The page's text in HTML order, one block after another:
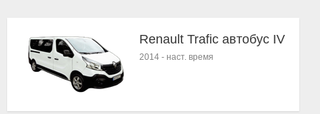
Renault Trafic автобус IV
2014 - наст. время